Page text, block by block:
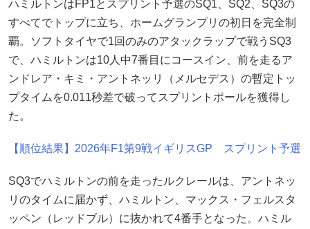
ハミルトンはFP1とスプリント予選のSQ1、SQ2、SQ3の
すべてでトップに立ち、ホームグランプリの初日を完全制
覇。ソフトタイヤで1回のみのアタックラップで戦うSQ3
で、ハミルトンは10人中7番目にコースイン、前を走るア
ンドレア・キミ・アントネッリ（メルセデス）の暫定トッ
プタイムを0.011秒差で破ってスプリントポールを獲得し
た。
【順位結果】2026年F1第9戦イギリスGP スプリント予選
SQ3でハミルトンの前を走ったルクレールは、アントネッ
リのタイムに届かず、ハミルトン、マックス・フェルスタ
ッペン（レッドブル）に抜かれて4番手となった。ハミル